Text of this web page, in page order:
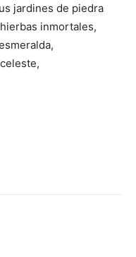
jardines de piedra
inmortales,